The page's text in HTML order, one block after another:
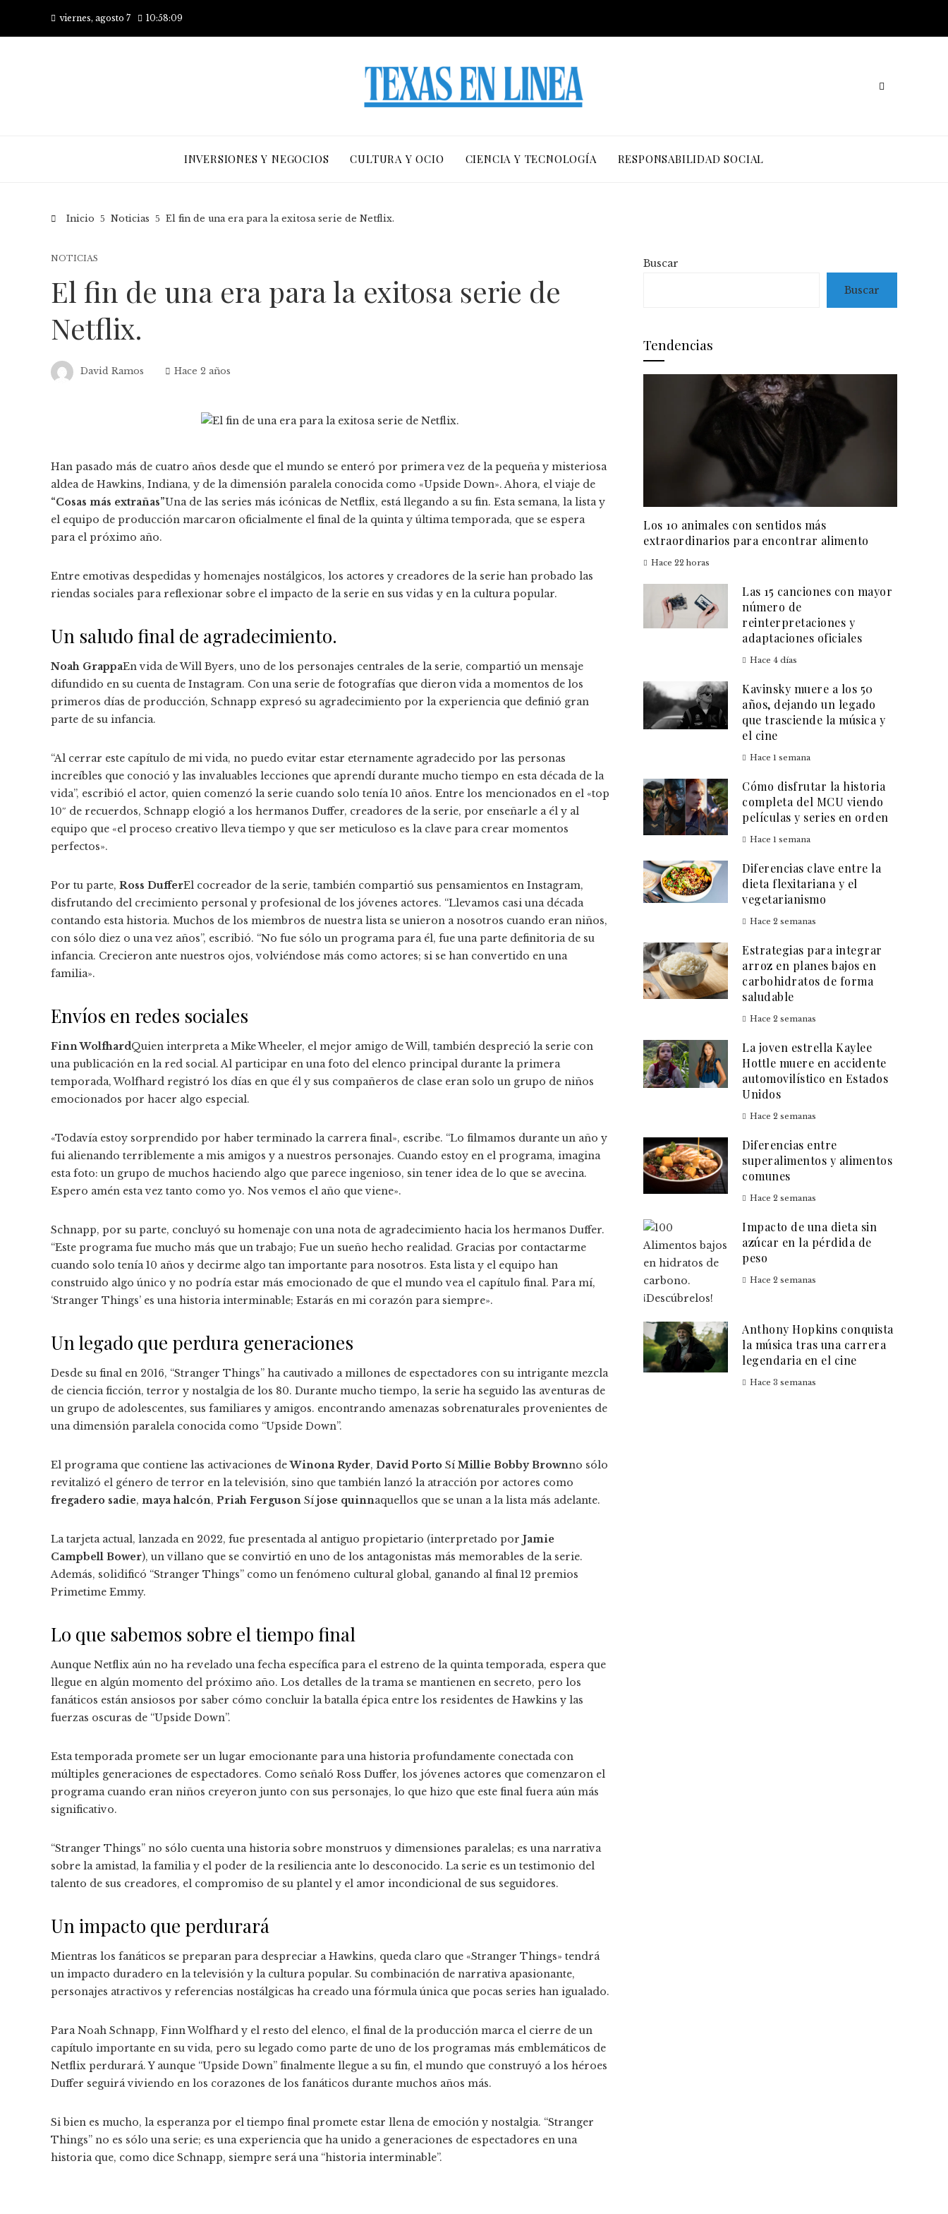
viernes, agosto 7 10:58:10
INVERSIONES Y NEGOCIOS CULTURA Y OCIO CIENCIA Y TECNOLOGÍA RESPONSABILIDAD SOCIAL
Inicio Noticias El fin de una era para la exitosa serie de Netflix.
NOTICIAS
El fin de una era para la exitosa serie de
Netflix.
David Ramos Hace 2 años
Han pasado más de cuatro años desde que el mundo se enteró por primera vez de la pequeña y misteriosa
aldea de Hawkins, Indiana, y de la dimensión paralela conocida como «Upside Down». Ahora, el viaje de
“Cosas más extrañas”Una de las series más icónicas de Netflix, está llegando a su fin. Esta semana, la lista y
el equipo de producción marcaron oficialmente el final de la quinta y última temporada, que se espera
para el próximo año.
Entre emotivas despedidas y homenajes nostálgicos, los actores y creadores de la serie han probado las
riendas sociales para reflexionar sobre el impacto de la serie en sus vidas y en la cultura popular.
Un saludo final de agradecimiento.
Noah GrappaEn vida de Will Byers, uno de los personajes centrales de la serie, compartió un mensaje
difundido en su cuenta de Instagram. Con una serie de fotografías que dieron vida a momentos de los
primeros días de producción, Schnapp expresó su agradecimiento por la experiencia que definió gran
parte de su infancia.
“Al cerrar este capítulo de mi vida, no puedo evitar estar eternamente agradecido por las personas
increíbles que conoció y las invaluables lecciones que aprendí durante mucho tiempo en esta década de la
vida”, escribió el actor, quien comenzó la serie cuando solo tenía 10 años. Entre los mencionados en el «top
10″ de recuerdos, Schnapp elogió a los hermanos Duffer, creadores de la serie, por enseñarle a él y al
equipo que «el proceso creativo lleva tiempo y que ser meticuloso es la clave para crear momentos
perfectos».
Por tu parte, Ross DufferEl cocreador de la serie, también compartió sus pensamientos en Instagram,
disfrutando del crecimiento personal y profesional de los jóvenes actores. “Llevamos casi una década
contando esta historia. Muchos de los miembros de nuestra lista se unieron a nosotros cuando eran niños,
con sólo diez o una vez años”, escribió. “No fue sólo un programa para él, fue una parte definitoria de su
infancia. Crecieron ante nuestros ojos, volviéndose más como actores; si se han convertido en una
familia».
Envíos en redes sociales
Finn WolfhardQuien interpreta a Mike Wheeler, el mejor amigo de Will, también despreció la serie con
una publicación en la red social. Al participar en una foto del elenco principal durante la primera
temporada, Wolfhard registró los días en que él y sus compañeros de clase eran solo un grupo de niños
emocionados por hacer algo especial.
«Todavía estoy sorprendido por haber terminado la carrera final», escribe. “Lo filmamos durante un año y
fui alienando terriblemente a mis amigos y a nuestros personajes. Cuando estoy en el programa, imagina
esta foto: un grupo de muchos haciendo algo que parece ingenioso, sin tener idea de lo que se avecina.
Espero amén esta vez tanto como yo. Nos vemos el año que viene».
Schnapp, por su parte, concluyó su homenaje con una nota de agradecimiento hacia los hermanos Duffer.
“Este programa fue mucho más que un trabajo; Fue un sueño hecho realidad. Gracias por contactarme
cuando solo tenía 10 años y decirme algo tan importante para nosotros. Esta lista y el equipo han
construido algo único y no podría estar más emocionado de que el mundo vea el capítulo final. Para mí,
‘Stranger Things’ es una historia interminable; Estarás en mi corazón para siempre».
Un legado que perdura generaciones
Desde su final en 2016, “Stranger Things” ha cautivado a millones de espectadores con su intrigante mezcla
de ciencia ficción, terror y nostalgia de los 80. Durante mucho tiempo, la serie ha seguido las aventuras de
un grupo de adolescentes, sus familiares y amigos. encontrando amenazas sobrenaturales provenientes de
una dimensión paralela conocida como “Upside Down”.
El programa que contiene las activaciones deWinona Ryder, David Porto Sí Millie Bobby Brownno sólo
revitalizó el género de terror en la televisión, sino que también lanzó la atracción por actores como
fregadero sadie, maya halcón, Priah Ferguson Sí jose quinnaquellos que se unan a la lista más adelante.
La tarjeta actual, lanzada en 2022, fue presentada al antiguo propietario (interpretado por Jamie
Campbell Bower), un villano que se convirtió en uno de los antagonistas más memorables de la serie.
Además, solidificó “Stranger Things” como un fenómeno cultural global, ganando al final 12 premios
Primetime Emmy.
Lo que sabemos sobre el tiempo final
Aunque Netflix aún no ha revelado una fecha específica para el estreno de la quinta temporada, espera que
llegue en algún momento del próximo año. Los detalles de la trama se mantienen en secreto, pero los
fanáticos están ansiosos por saber cómo concluir la batalla épica entre los residentes de Hawkins y las
fuerzas oscuras de “Upside Down”.
Esta temporada promete ser un lugar emocionante para una historia profundamente conectada con
múltiples generaciones de espectadores. Como señaló Ross Duffer, los jóvenes actores que comenzaron el
programa cuando eran niños creyeron junto con sus personajes, lo que hizo que este final fuera aún más
significativo.
“Stranger Things” no sólo cuenta una historia sobre monstruos y dimensiones paralelas; es una narrativa
sobre la amistad, la familia y el poder de la resiliencia ante lo desconocido. La serie es un testimonio del
talento de sus creadores, el compromiso de su plantel y el amor incondicional de sus seguidores.
Un impacto que perdurará
Mientras los fanáticos se preparan para despreciar a Hawkins, queda claro que «Stranger Things» tendrá
un impacto duradero en la televisión y la cultura popular. Su combinación de narrativa apasionante,
personajes atractivos y referencias nostálgicas ha creado una fórmula única que pocas series han igualado.
Para Noah Schnapp, Finn Wolfhard y el resto del elenco, el final de la producción marca el cierre de un
capítulo importante en su vida, pero su legado como parte de uno de los programas más emblemáticos de
Netflix perdurará. Y aunque “Upside Down” finalmente llegue a su fin, el mundo que construyó a los héroes
Duffer seguirá viviendo en los corazones de los fanáticos durante muchos años más.
Si bien es mucho, la esperanza por el tiempo final promete estar llena de emoción y nostalgia. “Stranger
Things” no es sólo una serie; es una experiencia que ha unido a generaciones de espectadores en una
historia que, como dice Schnapp, siempre será una “historia interminable”.
Buscar
Buscar
Tendencias
Los 10 animales con sentidos más
extraordinarios para encontrar alimento
Hace 22 horas
Las 15 canciones con mayor
número de
reinterpretaciones y
adaptaciones oficiales
Hace 4 días
Kavinsky muere a los 50
años, dejando un legado
que trasciende la música y
el cine
Hace 1 semana
Cómo disfrutar la historia
completa del MCU viendo
películas y series en orden
Hace 1 semana
Diferencias clave entre la
dieta flexitariana y el
vegetarianismo
Hace 2 semanas
Estrategias para integrar
arroz en planes bajos en
carbohidratos de forma
saludable
Hace 2 semanas
La joven estrella Kaylee
Hottle muere en accidente
automovilístico en Estados
Unidos
Hace 2 semanas
Diferencias entre
superalimentos y alimentos
comunes
Hace 2 semanas
Impacto de una dieta sin
azúcar en la pérdida de
peso
Hace 2 semanas
Anthony Hopkins conquista
la música tras una carrera
legendaria en el cine
Hace 3 semanas